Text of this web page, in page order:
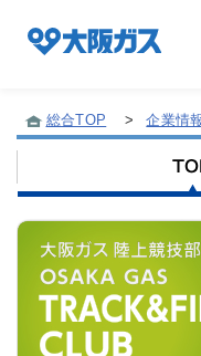
企業/グループに
社会貢献
総合TOP > 企業情